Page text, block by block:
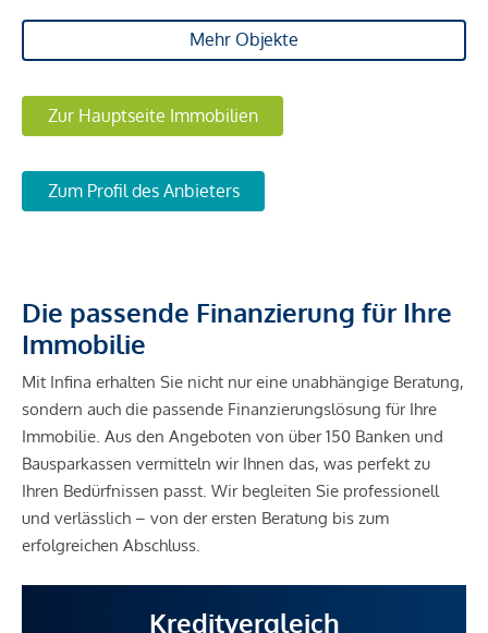
Mehr Objekte
Zur Hauptseite Immobilien
Zum Profil des Anbieters
Die passende Finanzierung für Ihre
Immobilie
Mit Infina erhalten Sie nicht nur eine unabhängige Beratung,
sondern auch die passende Finanzierungslösung für Ihre
Immobilie. Aus den Angeboten von über 150 Banken und
Bausparkassen vermitteln wir Ihnen das, was perfekt zu
Ihren Bedürfnissen passt. Wir begleiten Sie professionell
und verlässlich – von der ersten Beratung bis zum
erfolgreichen Abschluss.
Kreditvergleich